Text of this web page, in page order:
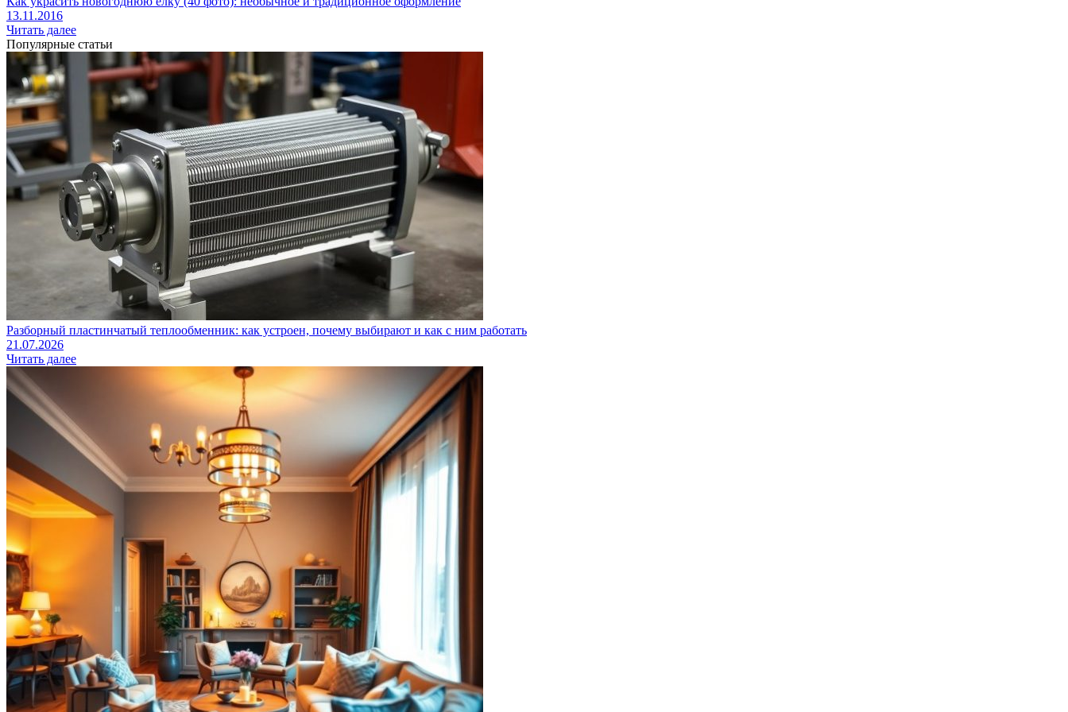
13.11.2016
Читать далее
Популярные статьи
Разборный пластинчатый теплообменник: как устроен, почему выбирают и как с ним работать
21.07.2026
Читать далее